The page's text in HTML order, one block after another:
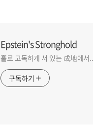
Epstein's Stronghold
홀로 고독하게 서 있는 成地에서....
구독하기